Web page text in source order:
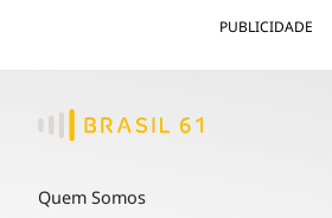
PUBLICIDADE
Quem Somos